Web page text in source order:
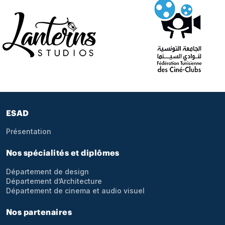
Pied de page
ESAD
Présentation
Nos spécialités et diplômes
Département de design
Département d’Architecture
Département de cinema et audio visuel
Nos partenaires